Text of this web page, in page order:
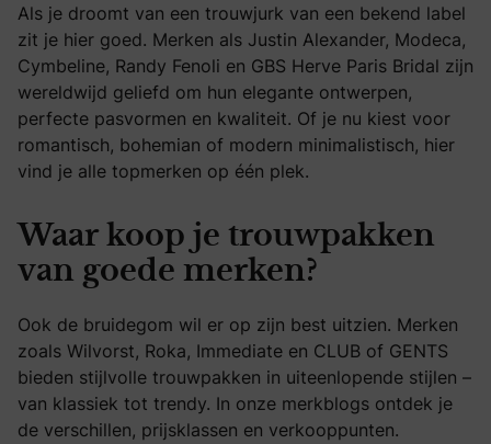
Als je droomt van een trouwjurk van een bekend label
zit je hier goed. Merken als Justin Alexander, Modeca,
Cymbeline, Randy Fenoli en GBS Herve Paris Bridal zijn
wereldwijd geliefd om hun elegante ontwerpen,
perfecte pasvormen en kwaliteit. Of je nu kiest voor
romantisch, bohemian of modern minimalistisch, hier
vind je alle topmerken op één plek.
Waar koop je trouwpakken
van goede merken?
Ook de bruidegom wil er op zijn best uitzien. Merken
zoals Wilvorst, Roka, Immediate en CLUB of GENTS
bieden stijlvolle trouwpakken in uiteenlopende stijlen –
van klassiek tot trendy. In onze merkblogs ontdek je
de verschillen, prijsklassen en verkooppunten.